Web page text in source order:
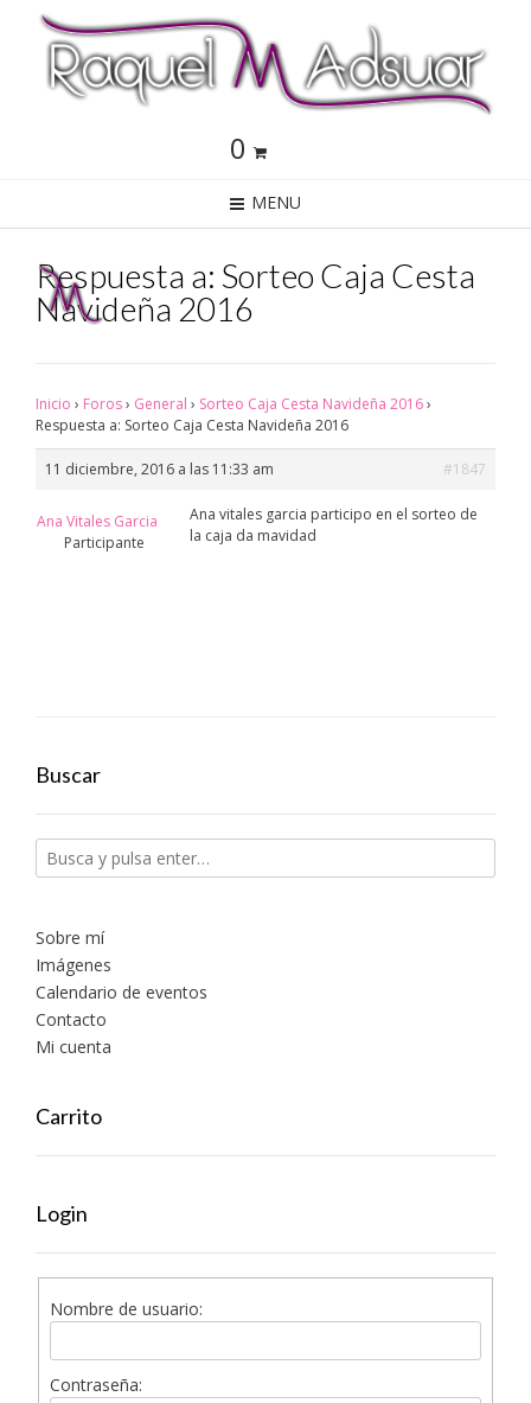
0
MENU
Respuesta a: Sorteo Caja Cesta
Navideña 2016
Inicio › Foros› General › Sorteo Caja Cesta Navideña 2016›
Respuesta a: Sorteo Caja Cesta Navideña 2016
11 diciembre, 2016 a las 11:33 am #1847
Ana Vitales Garcia
Participante
Ana vitales garcia participo en el sorteo de
la caja da mavidad
Buscar
Sobre mí
Imágenes
Calendario de eventos
Contacto
Mi cuenta
Carrito
Login
Nombre de usuario:
Contraseña: